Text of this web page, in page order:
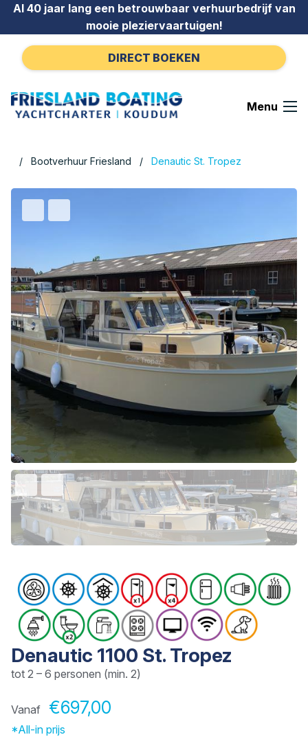
Ga naar de inhoud
Al 40 jaar lang een betrouwbaar verhuurbedrijf van
mooie pleziervaartuigen!
DIRECT BOEKEN
Menu
Bootverhuur Friesland Denautic St. Tropez
Denautic 1100 St. Tropez
tot 2 – 6 personen (min. 2)
Vanaf €697,00
*All-in prijs